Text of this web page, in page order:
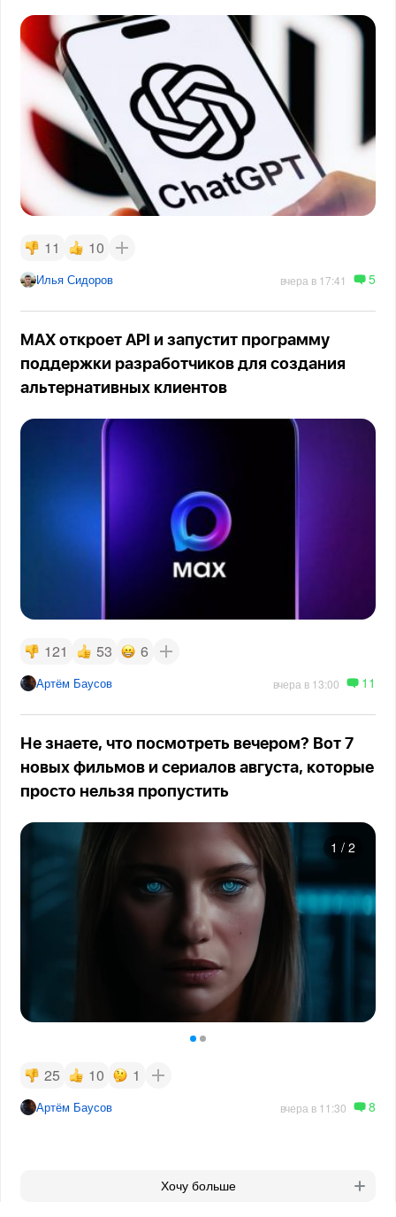
11 10
Илья Сидоров вчера в 17:41 5
MAX откроет API и запустит программу
поддержки разработчиков для создания
альтернативных клиентов
121 53 6
Артём Баусов вчера в 13:00 11
Не знаете, что посмотреть вечером? Вот 7
новых фильмов и сериалов августа, которые
просто нельзя пропустить
1 / 2
25 10 1
Артём Баусов вчера в 11:30 8
Хочу больше